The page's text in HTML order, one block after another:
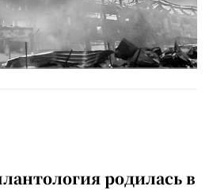
родилась в